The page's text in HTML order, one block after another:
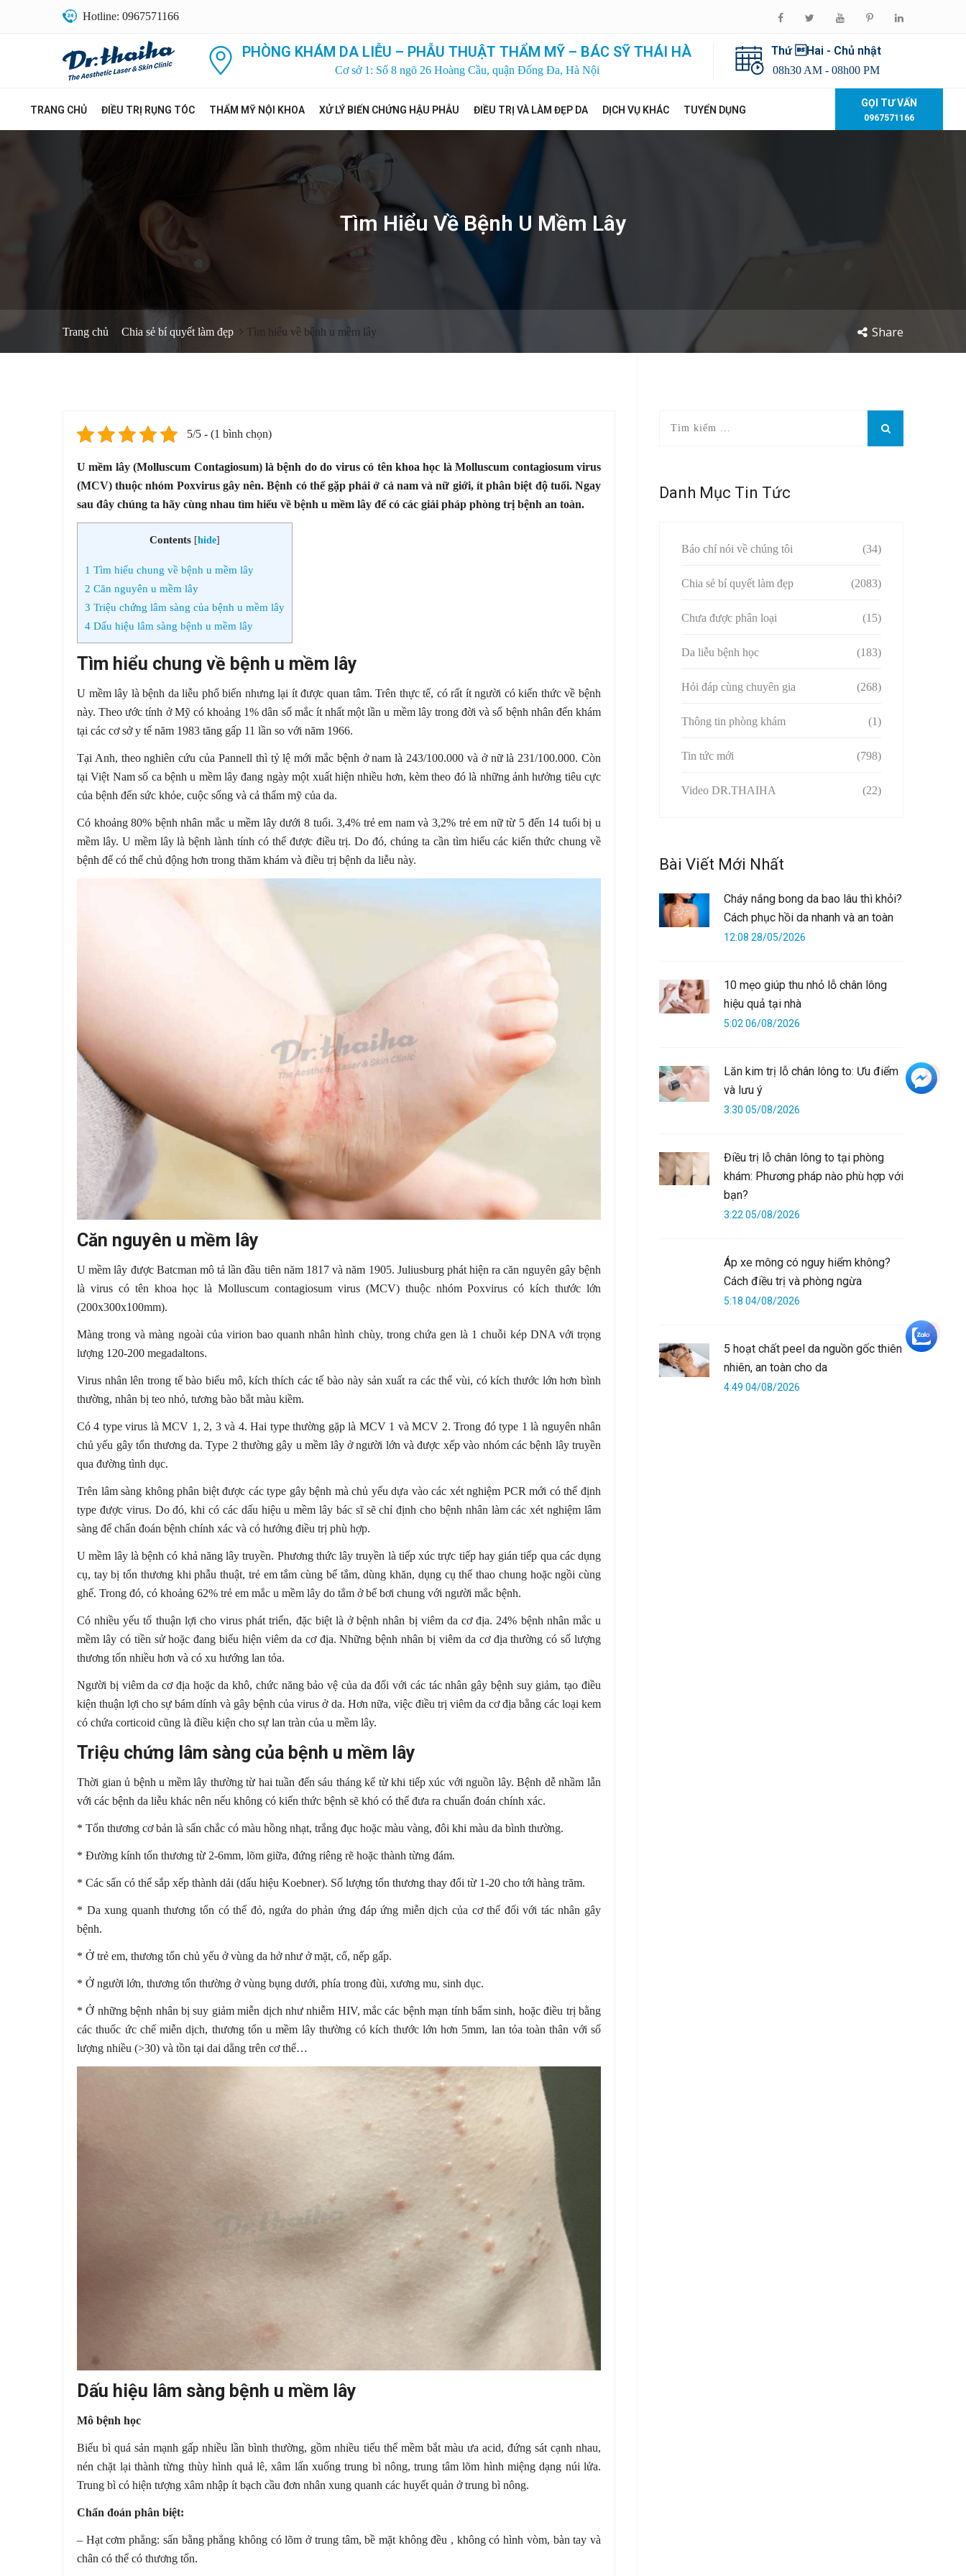
Hotline: 0967571166
PHÒNG KHÁM DA LIỄU – PHẪU THUẬT THẨM MỸ – BÁC SỸ THÁI HÀ
Cơ sở 1: Số 8 ngõ 26 Hoàng Cầu, quận Đống Đa, Hà Nội
Thứ Hai - Chủ nhật
08h30 AM - 08h00 PM
TRANG CHỦ ĐIỀU TRỊ RỤNG TÓC THẨM MỸ NỘI KHOA XỬ LÝ BIẾN CHỨNG HẬU PHẪU ĐIỀU TRỊ VÀ LÀM ĐẸP DA DỊCH VỤ KHÁC TUYỂN DỤNG
GỌI TƯ VẤN
0967571166
Tìm Hiểu Về Bệnh U Mềm Lây
Trang chủ Chia sẻ bí quyết làm đẹp Tìm hiểu về bệnh u mềm lây Share
5/5 - (1 bình chọn)
U mềm lây (Molluscum Contagiosum) là bệnh do do virus có tên khoa học là Molluscum contagiosum virus
(MCV) thuộc nhóm Poxvirus gây nên. Bệnh có thể gặp phải ở cả nam và nữ giới, ít phân biệt độ tuổi. Ngay
sau đây chúng ta hãy cùng nhau tìm hiểu về bệnh u mềm lây để có các giải pháp phòng trị bệnh an toàn.
Contents [hide]
1 Tìm hiểu chung về bệnh u mềm lây
2 Căn nguyên u mềm lây
3 Triệu chứng lâm sàng của bệnh u mềm lây
4 Dấu hiệu lâm sàng bệnh u mềm lây
Tìm hiểu chung về bệnh u mềm lây
U mềm lây là bệnh da liễu phổ biến nhưng lại ít được quan tâm. Trên thực tế, có rất ít người có kiến thức về bệnh
này. Theo ước tính ở Mỹ có khoảng 1% dân số mắc ít nhất một lần u mềm lây trong đời và số bệnh nhân đến khám
tại các cơ sở y tế năm 1983 tăng gấp 11 lần so với năm 1966.
Tại Anh, theo nghiên cứu của Pannell thì tỷ lệ mới mắc bệnh ở nam là 243/100.000 và ở nữ là 231/100.000. Còn
tại Việt Nam số ca bệnh u mềm lây đang ngày một xuất hiện nhiều hơn, kèm theo đó là những ảnh hưởng tiêu cực
của bệnh đến sức khỏe, cuộc sống và cả thẩm mỹ của da.
Có khoảng 80% bệnh nhân mắc u mềm lây dưới 8 tuổi. 3,4% trẻ em nam và 3,2% trẻ em nữ từ 5 đến 14 tuổi bị u
mềm lây. U mềm lây là bệnh lành tính có thể được điều trị. Do đó, chúng ta cần tìm hiểu các kiến thức chung về
bệnh để có thể chủ động hơn trong thăm khám và điều trị bệnh da liễu này.
Căn nguyên u mềm lây
U mềm lây được Batcman mô tả lần đầu tiên năm 1817 và năm 1905. Juliusburg phát hiện ra căn nguyên gây bệnh
là virus có tên khoa học là Molluscum contagiosum virus (MCV) thuộc nhóm Poxvirus có kích thước lớn
(200x300x100mm).
Màng trong và màng ngoài của virion bao quanh nhân hình chùy, trong chứa gen là 1 chuỗi kép DNA với trọng
lượng 120-200 megadaltons.
Virus nhân lên trong tế bào biểu mô, kích thích các tế bào này sản xuất ra các thể vùi, có kích thước lớn hơn bình
thường, nhân bị teo nhỏ, tương bào bắt màu kiềm.
Có 4 type virus là MCV 1, 2, 3 và 4. Hai type thường gặp là MCV 1 và MCV 2. Trong đó type 1 là nguyên nhân
chủ yếu gây tổn thương da. Type 2 thường gây u mềm lây ở người lớn và được xếp vào nhóm các bệnh lây truyền
qua đường tình dục.
Trên lâm sàng không phân biệt được các type gây bệnh mà chủ yếu dựa vào các xét nghiệm PCR mới có thể định
type được virus. Do đó, khi có các dấu hiệu u mềm lây bác sĩ sẽ chỉ định cho bệnh nhân làm các xét nghiệm lâm
sàng để chẩn đoán bệnh chính xác và có hướng điều trị phù hợp.
U mềm lây là bệnh có khả năng lây truyền. Phương thức lây truyền là tiếp xúc trực tiếp hay gián tiếp qua các dụng
cụ, tay bị tổn thương khi phẫu thuật, trẻ em tắm cùng bể tắm, dùng khăn, dụng cụ thể thao chung hoặc ngồi cùng
ghế. Trong đó, có khoảng 62% trẻ em mắc u mềm lây do tắm ở bể bơi chung với người mắc bệnh.
Có nhiều yếu tố thuận lợi cho virus phát triển, đặc biệt là ở bệnh nhân bị viêm da cơ địa. 24% bệnh nhân mắc u
mềm lây có tiền sử hoặc đang biểu hiện viêm da cơ địa. Những bệnh nhân bị viêm da cơ địa thường có số lượng
thương tổn nhiều hơn và có xu hướng lan tỏa.
Người bị viêm da cơ địa hoặc da khô, chức năng bảo vệ của da đối với các tác nhân gây bệnh suy giảm, tạo điều
kiện thuận lợi cho sự bám dính và gây bệnh của virus ở da. Hơn nữa, việc điều trị viêm da cơ địa bằng các loại kem
có chứa corticoid cũng là điều kiện cho sự lan tràn của u mềm lây.
Triệu chứng lâm sàng của bệnh u mềm lây
Thời gian ủ bệnh u mềm lây thường từ hai tuần đến sáu tháng kể từ khi tiếp xúc với nguồn lây. Bệnh dễ nhầm lẫn
với các bệnh da liễu khác nên nếu không có kiến thức bệnh sẽ khó có thể đưa ra chuẩn đoán chính xác.
* Tổn thương cơ bản là sẩn chắc có màu hồng nhạt, trắng đục hoặc màu vàng, đôi khi màu da bình thường.
* Đường kính tổn thương từ 2-6mm, lõm giữa, đứng riêng rẽ hoặc thành từng đám.
* Các sẩn có thể sắp xếp thành dải (dấu hiệu Koebner). Số lượng tổn thương thay đổi từ 1-20 cho tới hàng trăm.
* Da xung quanh thương tổn có thể đỏ, ngứa do phản ứng đáp ứng miễn dịch của cơ thể đối với tác nhân gây
bệnh.
* Ở trẻ em, thương tổn chủ yếu ở vùng da hở như ở mặt, cổ, nếp gấp.
* Ở người lớn, thương tổn thường ở vùng bụng dưới, phía trong đùi, xương mu, sinh dục.
* Ở những bệnh nhân bị suy giảm miễn dịch như nhiễm HIV, mắc các bệnh mạn tính bẩm sinh, hoặc điều trị bằng
các thuốc ức chế miễn dịch, thương tổn u mềm lây thường có kích thước lớn hơn 5mm, lan tỏa toàn thân với số
lượng nhiều (>30) và tồn tại dai dẳng trên cơ thể…
Dấu hiệu lâm sàng bệnh u mềm lây
Mô bệnh học
Biểu bì quá sản mạnh gấp nhiều lần bình thường, gồm nhiều tiểu thể mềm bắt màu ưa acid, đứng sát cạnh nhau,
nén chặt lại thành từng thùy hình quả lê, xâm lấn xuống trung bì nông, trung tâm lõm hình miệng dạng núi lửa.
Trung bì có hiện tượng xâm nhập ít bạch cầu đơn nhân xung quanh các huyết quản ở trung bì nông.
Chẩn đoán phân biệt:
– Hạt cơm phẳng: sẩn bằng phẳng không có lõm ở trung tâm, bề mặt không đều , không có hình vòm, bàn tay và
chân có thể có thương tổn.
Danh Mục Tin Tức
Báo chí nói về chúng tôi (34)
Chia sẻ bí quyết làm đẹp (2083)
Chưa được phân loại (15)
Da liễu bệnh học (183)
Hỏi đáp cùng chuyên gia (268)
Thông tin phòng khám (1)
Tin tức mới (798)
Video DR.THAIHA (22)
Bài Viết Mới Nhất
Cháy nắng bong da bao lâu thì khỏi?
Cách phục hồi da nhanh và an toàn
12:08 28/05/2026
10 mẹo giúp thu nhỏ lỗ chân lông
hiệu quả tại nhà
5:02 06/08/2026
Lăn kim trị lỗ chân lông to: Ưu điểm
và lưu ý
3:30 05/08/2026
Điều trị lỗ chân lông to tại phòng
khám: Phương pháp nào phù hợp với
bạn?
3:22 05/08/2026
Áp xe mông có nguy hiểm không?
Cách điều trị và phòng ngừa
5:18 04/08/2026
5 hoạt chất peel da nguồn gốc thiên
nhiên, an toàn cho da
4:49 04/08/2026
+3
+5